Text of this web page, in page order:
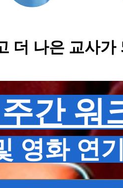
더 나은 교사
간 워
영화 연기